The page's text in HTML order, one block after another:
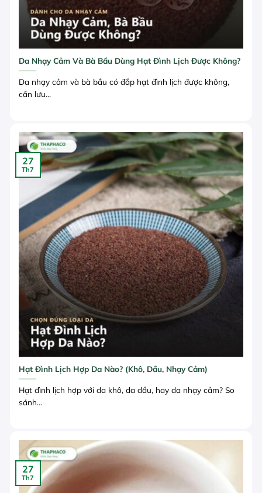
Da Nhạy Cảm Và Bà Bầu Dùng Hạt Đình Lịch Được Không?
Da nhạy cảm và bà bầu có đắp hạt đình lịch được không,
cần lưu...
Hạt Đình Lịch Hợp Da Nào? (Khô, Dầu, Nhạy Cảm)
Hạt đình lịch hợp với da khô, da dầu, hay da nhạy cảm? So
sánh...
27
Th7
27
Th7